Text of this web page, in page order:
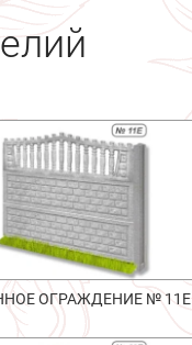
ОГРАЖДЕНИЕ № 11Е